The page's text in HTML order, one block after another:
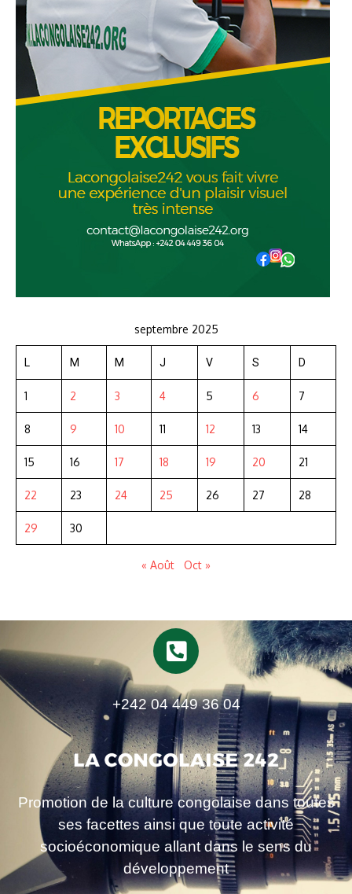
septembre 2025
L M M J V S D
1 2 3 4 5 6 7
8 9 10 11 12 13 14
15 16 17 18 19 20 21
22 23 24 25 26 27 28
29 30
« Août Oct »
+242 04 449 36 04
Promotion de la culture congolaise dans toutes
ses facettes ainsi que toute activité
socioéconomique allant dans le sens du
développement